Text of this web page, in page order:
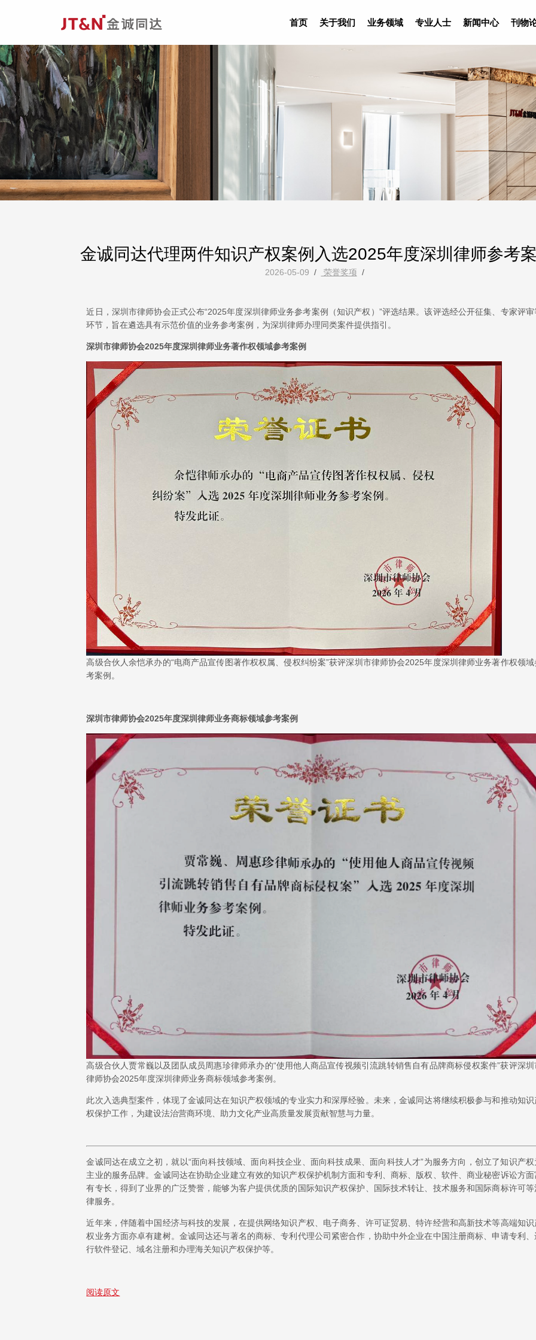
首页 关于我们 业务领域 专业人士 新闻中心 刊物
金诚同达代理两件知识产权案例入选2025年度深圳律师参考
2026-05-09 / 荣誉奖项 /
近日，深圳市律师协会正式公布“2025年度深圳律师业务参考案例（知识产权）”评选结果。该评选经公开征集、专家评审
环节，旨在遴选具有示范价值的业务参考案例，为深圳律师办理同类案件提供指引。
深圳市律师协会2025年度深圳律师业务著作权领域参考案例
高级合伙人余恺承办的“电商产品宣传图著作权权属、侵权纠纷案”获评深圳市律师协会2025年度深圳律师业务著作权领域
考案例。
深圳市律师协会2025年度深圳律师业务商标领域参考案例
高级合伙人贾常巍以及团队成员周惠珍律师承办的“使用他人商品宣传视频引流跳转销售自有品牌商标侵权案件”获评深圳
律师协会2025年度深圳律师业务商标领域参考案例。
此次入选典型案件，体现了金诚同达在知识产权领域的专业实力和深厚经验。未来，金诚同达将继续积极参与和推动知识
权保护工作，为建设法治营商环境、助力文化产业高质量发展贡献智慧与力量。
金诚同达在成立之初，就以“面向科技领域、面向科技企业、面向科技成果、面向科技人才”为服务方向，创立了知识产权
主业的服务品牌。金诚同达在协助企业建立有效的知识产权保护机制方面和专利、商标、版权、软件、商业秘密诉讼方面
有专长，得到了业界的广泛赞誉，能够为客户提供优质的国际知识产权保护、国际技术转让、技术服务和国际商标许可等
律服务。
近年来，伴随着中国经济与科技的发展，在提供网络知识产权、电子商务、许可证贸易、特许经营和高新技术等高端知识
权业务方面亦卓有建树。金诚同达还与著名的商标、专利代理公司紧密合作，协助中外企业在中国注册商标、申请专利、
行软件登记、域名注册和办理海关知识产权保护等。
阅读原文